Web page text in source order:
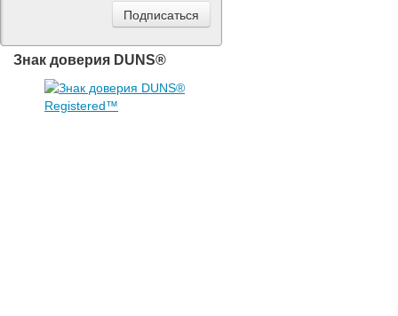
Знак доверия DUNS®